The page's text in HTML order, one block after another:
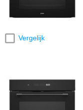
Vergelijk